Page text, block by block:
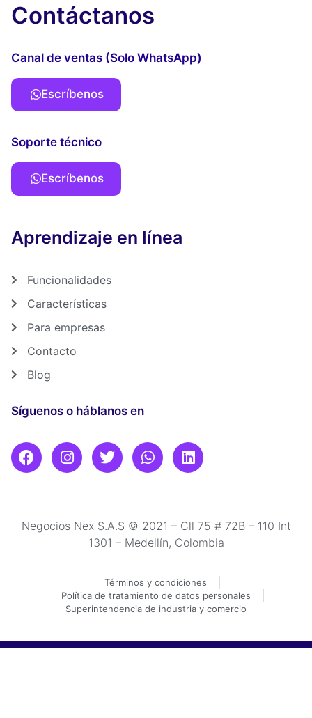
Contáctanos
Canal de ventas (Solo WhatsApp)
Escríbenos
Soporte técnico
Escríbenos
Aprendizaje en línea
Funcionalidades
Características
Para empresas
Contacto
Blog
Síguenos o háblanos en
Negocios Nex S.A.S © 2021 – Cll 75 # 72B – 110 Int
1301 – Medellín, Colombia
Términos y condiciones
Política de tratamiento de datos personales
Superintendencia de industria y comercio